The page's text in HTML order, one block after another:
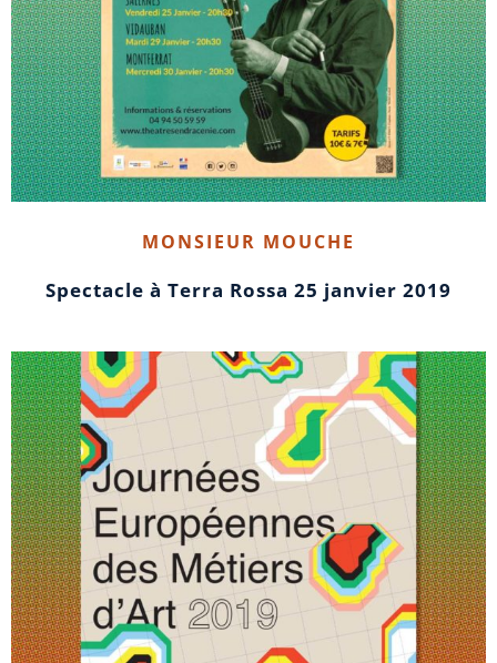
MONSIEUR MOUCHE
Spectacle à Terra Rossa 25 janvier 2019